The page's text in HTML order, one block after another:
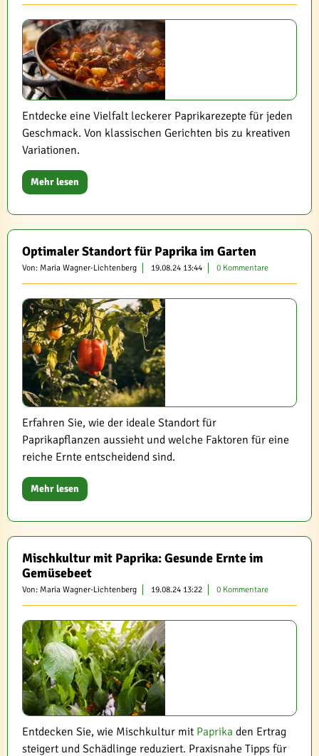
Entdecke eine Vielfalt leckerer Paprikarezepte für jeden
Geschmack. Von klassischen Gerichten bis zu kreativen
Variationen.
Mehr lesen
Optimaler Standort für Paprika im Garten
Von: Maria Wagner-Lichtenberg 19.08.24 13:44 0 Kommentare
Erfahren Sie, wie der ideale Standort für
Paprikapflanzen aussieht und welche Faktoren für eine
reiche Ernte entscheidend sind.
Mehr lesen
Mischkultur mit Paprika: Gesunde Ernte im
Gemüsebeet
Von: Maria Wagner-Lichtenberg 19.08.24 13:22 0 Kommentare
Entdecken Sie, wie Mischkultur mit Paprika den Ertrag
steigert und Schädlinge reduziert. Praxisnahe Tipps für